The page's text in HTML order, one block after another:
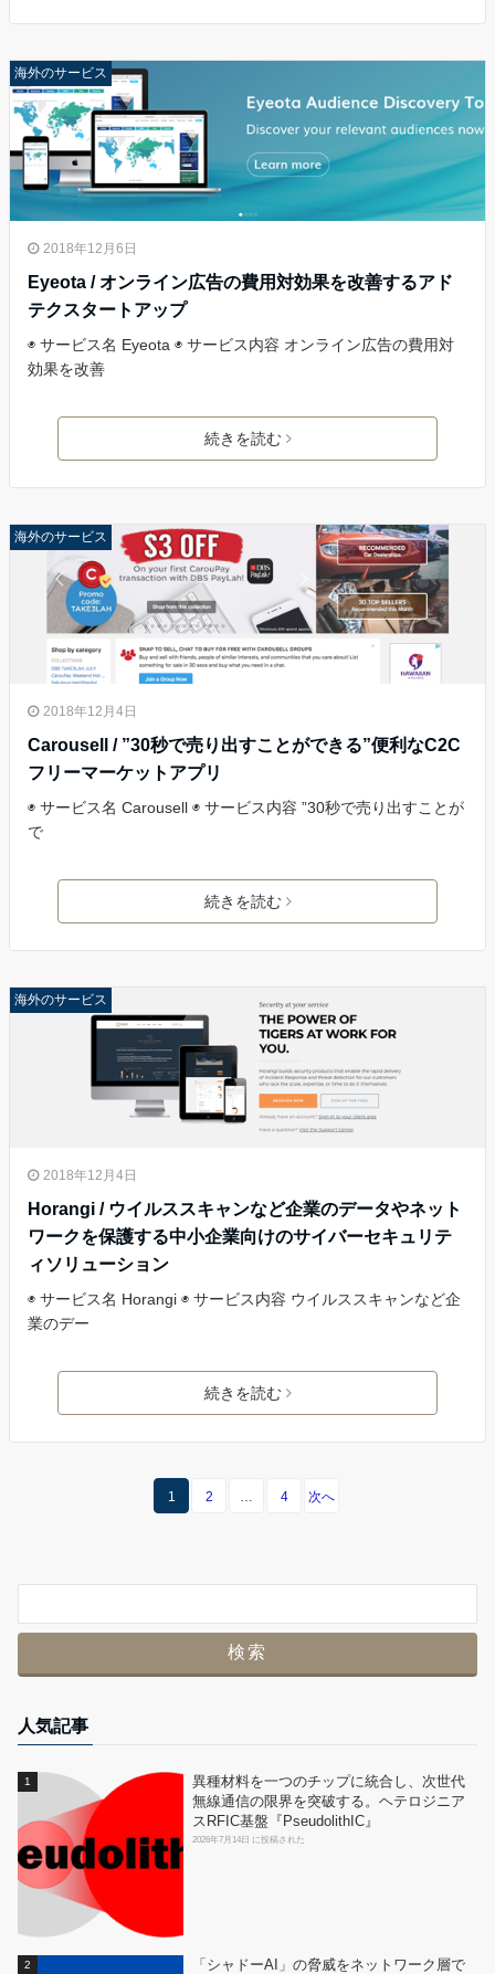
海外のサービス
2018年12月6日
Eyeota / オンライン広告の費用対効果を改善するアド
テクスタートアップ
◉ サービス名 Eyeota ◉ サービス内容 オンライン広告の費用対
効果を改善
続きを読む
海外のサービス
2018年12月4日
Carousell / ”30秒で売り出すことができる”便利なC2C
フリーマーケットアプリ
◉ サービス名 Carousell ◉ サービス内容 ”30秒で売り出すことが
で
続きを読む
海外のサービス
2018年12月4日
Horangi / ウイルススキャンなど企業のデータやネット
ワークを保護する中小企業向けのサイバーセキュリテ
ィソリューション
◉ サービス名 Horangi ◉ サービス内容 ウイルススキャンなど企
業のデー
続きを読む
1 2 … 4 次へ
人気記事
異種材料を一つのチップに統合し、次世代
無線通信の限界を突破する。ヘテロジニア
スRFIC基盤『PseudolithIC』
2026年7月14日 に投稿された
「シャドーAI」の脅威をネットワーク層で